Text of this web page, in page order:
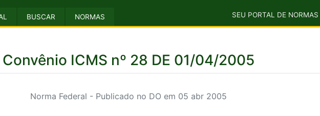
BUSCAR NORMAS SEU PORTAL DE
Convênio ICMS nº 28 DE 01/04/2005
Norma Federal - Publicado no DO em 05 abr 2005